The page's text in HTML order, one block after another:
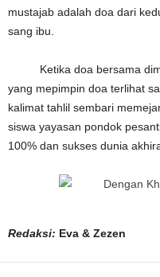
mustajab adalah doa dari
sang ibu.
Ketika doa bersama
yang mepimpin doa terlihat
kalimat tahlil sembari
siswa yayasan pondok
100% dan sukses dunia
Redaksi: Eva & Zezen